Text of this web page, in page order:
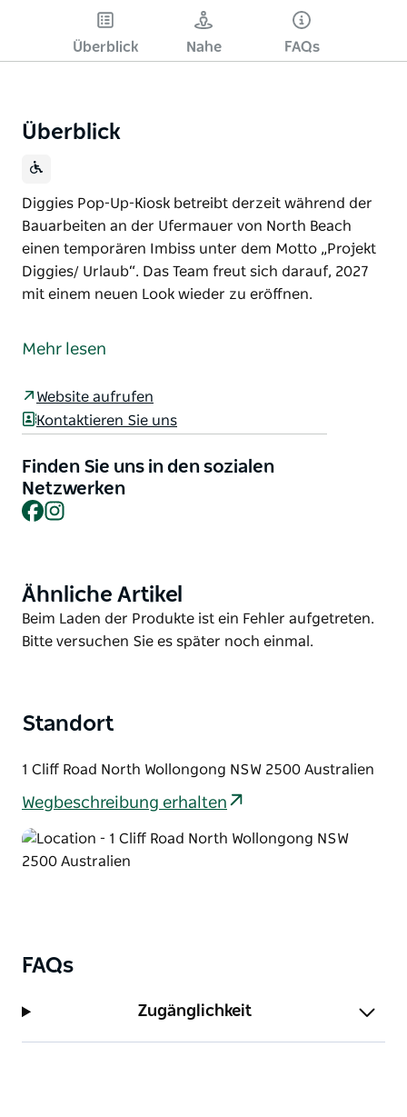
Überblick Nahe FAQs
Überblick
Diggies Pop-Up-Kiosk betreibt derzeit während der
Bauarbeiten an der Ufermauer von North Beach
einen temporären Imbiss unter dem Motto „Projekt
Diggies/ Urlaub“. Das Team freut sich darauf, 2027
mit einem neuen Look wieder zu eröffnen.
Bauarbeiten an der Ufermauer von North Beach
Das Team freut sich darauf, 2027 mit einem neuen
Mehr lesen
Website aufrufen
Kontaktieren Sie uns
Finden Sie uns in den sozialen
Netzwerken
Facebook
Product
List
Ähnliche Artikel
Product
List
Beim Laden der Produkte ist ein Fehler aufgetreten.
Bitte versuchen Sie es später noch einmal.
Standort
1 Cliff Road North Wollongong NSW 2500 Australien
Wegbeschreibung erhalten
FAQs
Zugänglichkeit